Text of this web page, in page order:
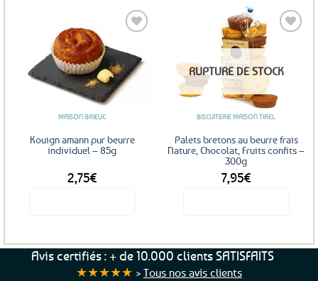
Ajouter
aux
favoris
MAISON BRIEUC
Kouign amann pur beurre
individuel – 85g
2,75€
Ajouter
aux
RUPTURE DE STOCK
BISCUITERIE MAISON TIREL
Palets bretons au beurre frais
Nature, Chocolat, Fruits confits –
300g
7,95€
Avis certifiés : + de 10.000 clients SATISFAITS
★★★★★ > Tous nos avis clients